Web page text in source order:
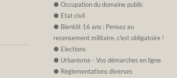
Occupation du domaine public
Etat civil
Bientôt 16 ans : Pensez au
recensement militaire, c'est obligatoire !
Elections
Urbanisme - Vos démarches en ligne
Règlementations diverses